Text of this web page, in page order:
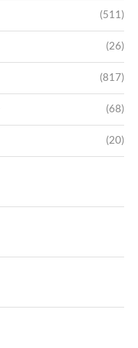
(511)
(26)
(817)
(68)
(20)